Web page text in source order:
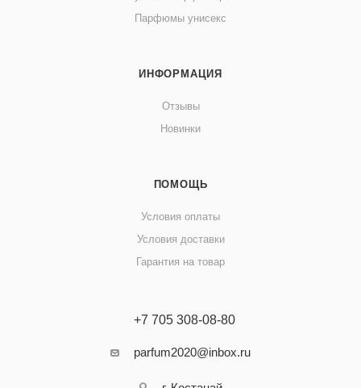
Парфюмы унисекс
ИНФОРМАЦИЯ
Отзывы
Новинки
ПОМОЩЬ
Условия оплаты
Условия доставки
Гарантия на товар
+7 705 308-08-80
parfum2020@inbox.ru